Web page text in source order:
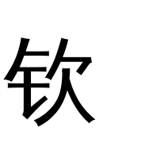
钦